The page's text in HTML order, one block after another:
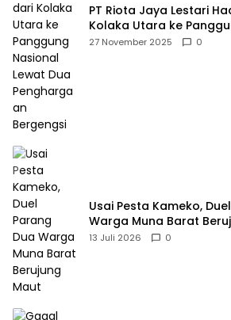
PT Riota Jaya Lestari
Kolaka Utara ke
Dua Penghargaan
27 November 2025 0
Usai Pesta Kameko,
Warga Muna Barat
13 Juli 2026 0